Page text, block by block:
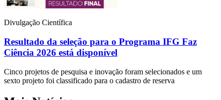
Divulgação Científica
Resultado da seleção para o Programa IFG Faz
Ciência 2026 está disponível
Cinco projetos de pesquisa e inovação foram selecionados e um
sexto projeto foi classificado para o cadastro de reserva